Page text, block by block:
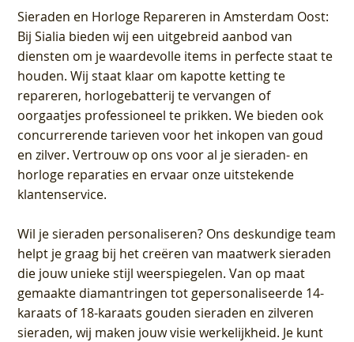
Sieraden en Horloge Repareren in Amsterdam Oost:
Bij Sialia bieden wij een uitgebreid aanbod van
diensten om je waardevolle items in perfecte staat te
houden. Wij staat klaar om kapotte ketting te
repareren, horlogebatterij te vervangen of
oorgaatjes professioneel te prikken. We bieden ook
concurrerende tarieven voor het inkopen van goud
en zilver. Vertrouw op ons voor al je sieraden- en
horloge reparaties en ervaar onze uitstekende
klantenservice.
Wil je sieraden personaliseren? Ons deskundige team
helpt je graag bij het creëren van maatwerk sieraden
die jouw unieke stijl weerspiegelen. Van op maat
gemaakte diamantringen tot gepersonaliseerde 14-
karaats of 18-karaats gouden sieraden en zilveren
sieraden, wij maken jouw visie werkelijkheid. Je kunt